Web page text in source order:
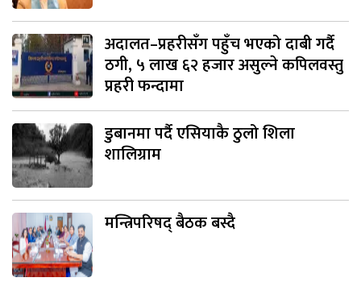
अदालत–प्रहरीसँग पहुँच भएको दाबी गर्दै
ठगी, ५ लाख ६२ हजार असुल्ने कपिलवस्तु
प्रहरी फन्दामा
डुबानमा पर्दै एसियाकै ठुलो शिला
शालिग्राम
मन्त्रिपरिषद् बैठक बस्दै